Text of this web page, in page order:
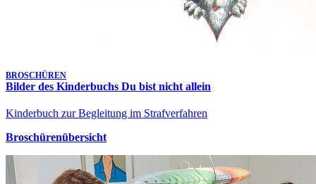
BROSCHÜREN
Bilder des Kinderbuchs Du bist nicht allein
Kinderbuch zur Begleitung im Strafverfahren
Broschürenübersicht